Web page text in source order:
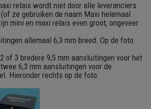
relais wordt niet door alle leveranciers
ze gebruiken de naam Maxi helemaal
mini en maxi relais even groot, ongeveer
allemaal 6,3 mm breed. Op de foto
of 3 bredere 9,5 mm aansluitingen voor het
6,3 mm aansluitingen voor de
Hieronder rechts op de foto.